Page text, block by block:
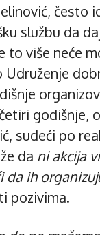
često
službu da
to više neće
Udruženje
godišnje,
sudeći po
da ni akcija
da ih
pozivima.